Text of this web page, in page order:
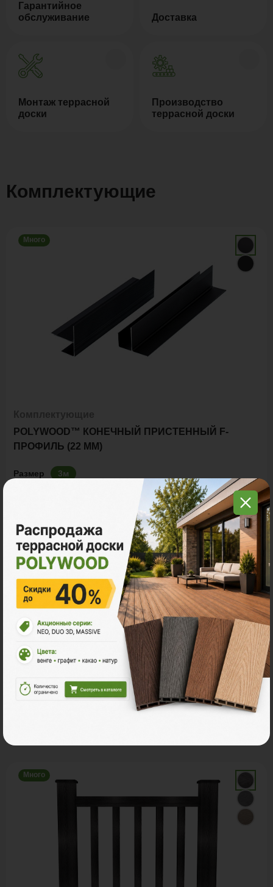
Гарантийное
обслуживание
Доставка
Монтаж террасной
доски
Производство
террасной доски
Комплектующие
Много
POLYWOOD™ КОНЕЧНЫЙ ПРИСТЕННЫЙ F-
ПРОФИЛЬ (22 ММ)
Размер 3м
Цена за пог. м.:770 ₽
пог. м.
Итого заказ 3 пог. м.: 2310 ₽
Рассчитать
Много